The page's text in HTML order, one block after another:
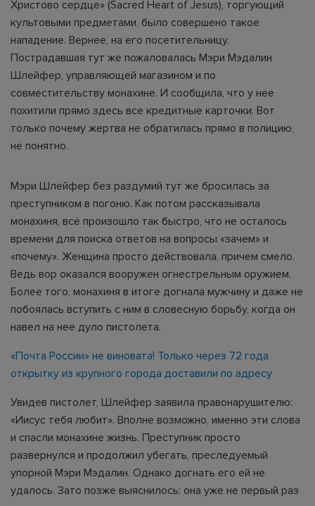
Христово сердце» (Sacred Heart of Jesus), торгующий
культовыми предметами, было совершено такое
нападение. Вернее, на его посетительницу.
Пострадавшая тут же пожаловалась Мэри Мэдалин
Шлейфер, управляющей магазином и по
совместительству монахине. И сообщила, что у нее
похитили прямо здесь все кредитные карточки. Вот
только почему жертва не обратилась прямо в полицию,
не понятно.
Мэри Шлейфер без раздумий тут же бросилась за
преступником в погоню. Как потом рассказывала
монахиня, всё произошло так быстро, что не осталось
времени для поиска ответов на вопросы «зачем» и
«почему». Женщина просто действовала, причем смело.
Ведь вор оказался вооружен огнестрельным оружием.
Более того, монахиня в итоге догнала мужчину и даже не
побоялась вступить с ним в словесную борьбу, когда он
навел на нее дуло пистолета.
«Почта России» не виновата! Только через 72 года
открытку из крупного города доставили по адресу
Увидев пистолет, Шлейфер заявила правонарушителю:
«Иисус тебя любит». Вполне возможно, именно эти слова
и спасли монахине жизнь. Преступник просто
развернулся и продолжил убегать, преследуемый
упорной Мэри Мэдалин. Однако догнать его ей не
удалось. Зато позже выяснилось: она уже не первый раз